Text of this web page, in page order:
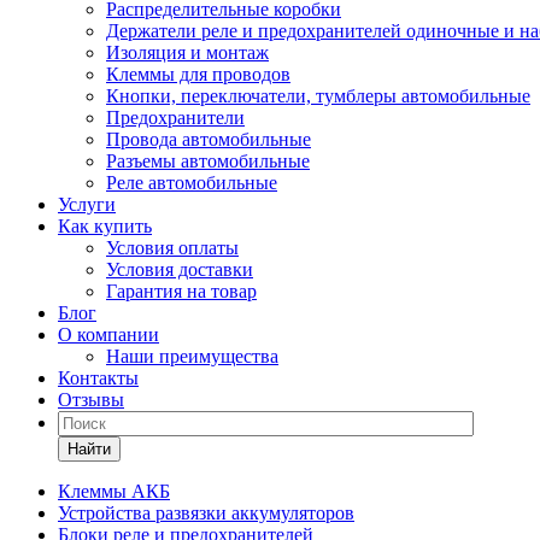
Распределительные коробки
Держатели реле и предохранителей одиночные и
Изоляция и монтаж
Клеммы для проводов
Кнопки, переключатели, тумблеры автомобильные
Предохранители
Провода автомобильные
Разъемы автомобильные
Реле автомобильные
Услуги
Как купить
Условия оплаты
Условия доставки
Гарантия на товар
Блог
О компании
Наши преимущества
Контакты
Отзывы
Найти
Клеммы АКБ
Устройства развязки аккумуляторов
Блоки реле и предохранителей